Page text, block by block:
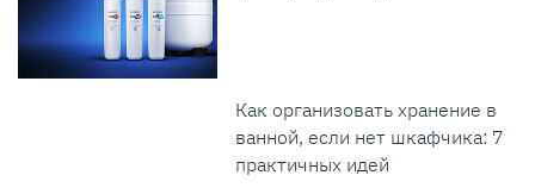
Как организовать хранение в
ванной, если нет шкафчика: 7
практичных идей